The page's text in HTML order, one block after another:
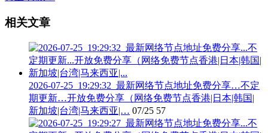
相关文章
2026-07-25_19:29:32_最新网络节点地址免费分享…不定
期更新…开放免费分享（网络免费节点香港|日本|韩国|
新加坡|台湾|马来西亚|… 07/25 57